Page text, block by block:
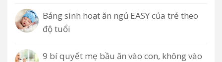
Bảng sinh hoạt ăn ngủ EASY của trẻ theo
độ tuổi
9 bí quyết mẹ bầu ăn vào con, không vào